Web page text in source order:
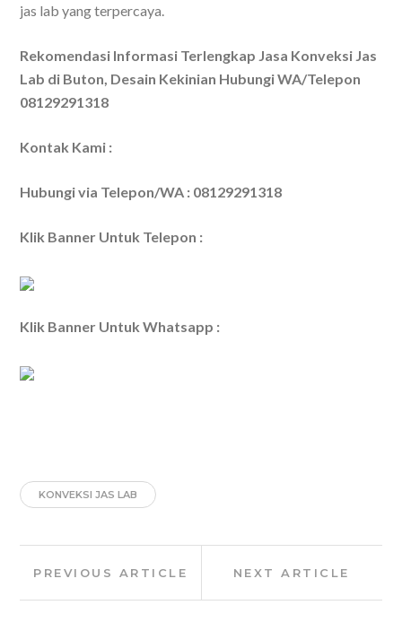
jas lab yang terpercaya.
Rekomendasi Informasi Terlengkap Jasa Konveksi Jas
Lab di Buton, Desain Kekinian Hubungi WA/Telepon
08129291318
Kontak Kami :
Hubungi via Telepon/WA : 08129291318
Klik Banner Untuk Telepon :
Klik Banner Untuk Whatsapp :
KONVEKSI JAS LAB
navigation
PREVIOUS ARTICLE NEXT ARTICLE